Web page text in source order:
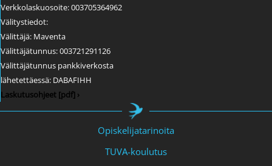
Verkkolaskuosoite: 003705364962
Välitystiedot:
Välittäjä: Maventa
Välittäjätunnus: 003721291126
Välittäjätunnus pankkiverkosta
lähetettäessä: DABAFIHH
Laskutusohjeet [pdf] ›
Opiskelijatarinoita
TUVA-koulutus